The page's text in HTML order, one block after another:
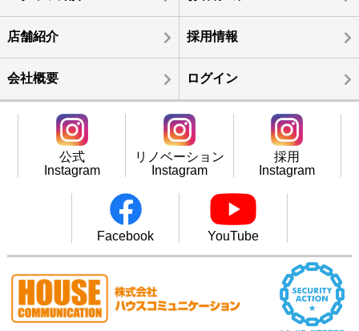
店舗紹介 採用情報
会社概要 ログイン
公式
Instagram
リノベーション
Instagram
採用
Instagram
Facebook YouTube